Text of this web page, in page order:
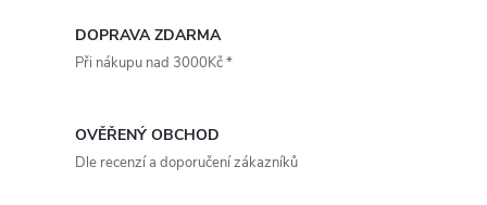
DOPRAVA ZDARMA
Při nákupu nad 3000Kč *
OVĚŘENÝ OBCHOD
Dle recenzí a doporučení zákazníků